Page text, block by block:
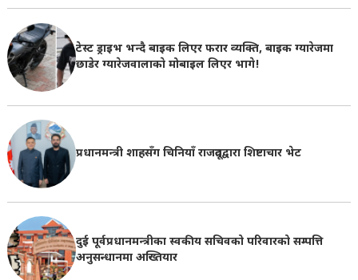
टेस्ट ड्राइभ भन्दै बाइक लिएर फरार व्यक्ति, बाइक ग्यारेजमा
छाडेर ग्यारेजवालाकाे मोबाइल लिएर भागे!
प्रधानमन्त्री शाहसँग चिनियाँ राजदूतद्वारा शिष्टाचार भेट
दुई पूर्वप्रधानमन्त्रीका स्वकीय सचिवको परिवारको सम्पत्ति
अनुसन्धानमा अख्तियार